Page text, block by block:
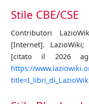
Stile CBE/CSE
Contributori
[Internet].
[citato il 2026
https://